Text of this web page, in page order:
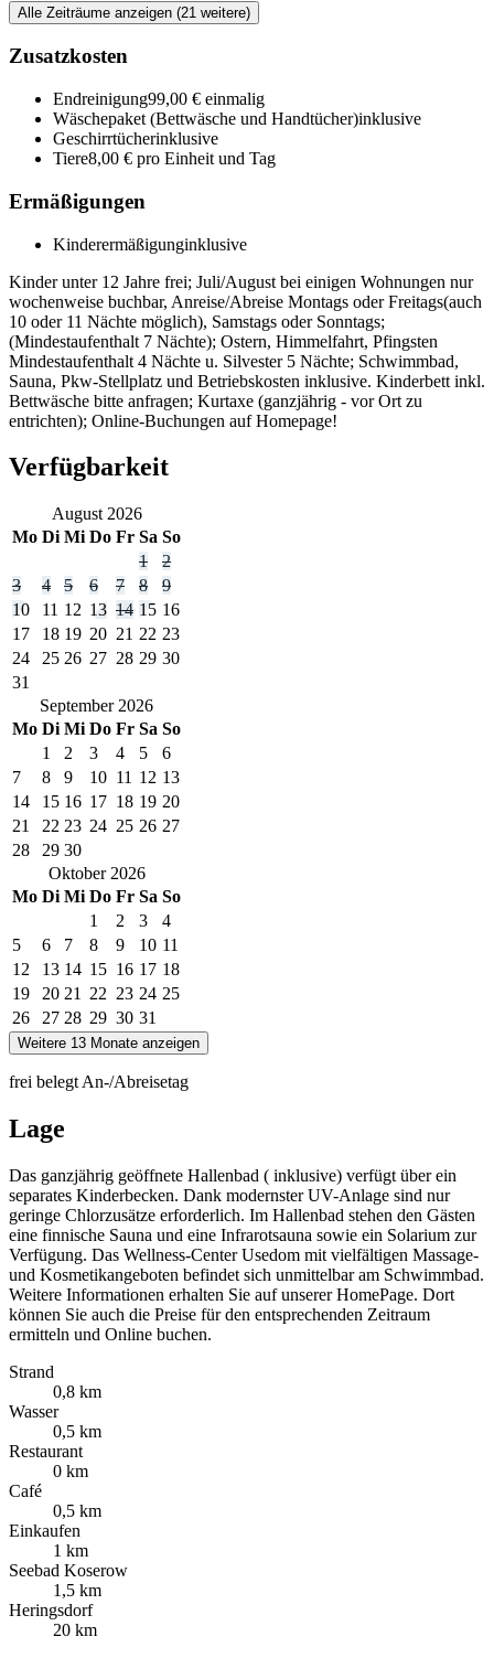
Alle Zeiträume anzeigen (21 weitere)
Zusatzkosten
Endreinigung99,00 € einmalig
Wäschepaket (Bettwäsche und Handtücher)inklusive
Geschirrtücherinklusive
Tiere8,00 € pro Einheit und Tag
Ermäßigungen
Kinderermäßigunginklusive
Kinder unter 12 Jahre frei; Juli/August bei einigen Wohnungen nur
wochenweise buchbar, Anreise/Abreise Montags oder Freitags(auch
10 oder 11 Nächte möglich), Samstags oder Sonntags;
(Mindestaufenthalt 7 Nächte); Ostern, Himmelfahrt, Pfingsten
Mindestaufenthalt 4 Nächte u. Silvester 5 Nächte; Schwimmbad,
Sauna, Pkw-Stellplatz und Betriebskosten inklusive. Kinderbett inkl.
Bettwäsche bitte anfragen; Kurtaxe (ganzjährig - vor Ort zu
entrichten); Online-Buchungen auf Homepage!
Verfügbarkeit
August 2026
Mo Di Mi Do Fr Sa So
1
2
3
4 5 6 7 8
9
10
11 12 13 14 15 16
17
18 19 20 21 22 23
24
25 26 27 28 29 30
31
September 2026
Mo Di Mi Do Fr Sa So
1
2 3 4 5
6
7
8 9 10 11 12 13
14
15 16 17 18 19 20
21
22 23 24 25 26 27
28
29 30
Oktober 2026
Mo Di Mi Do Fr Sa So
1
2 3
4
5
6 7 8 9 10 11
12
13 14 15 16 17 18
19
20 21 22 23 24 25
26
27 28 29 30 31
Weitere 13 Monate anzeigen
frei belegt An-/Abreisetag
Lage
Das ganzjährig geöffnete Hallenbad ( inklusive) verfügt über ein
separates Kinderbecken. Dank modernster UV-Anlage sind nur
geringe Chlorzusätze erforderlich. Im Hallenbad stehen den Gästen
eine finnische Sauna und eine Infrarotsauna sowie ein Solarium zur
Verfügung. Das Wellness-Center Usedom mit vielfältigen Massage-
und Kosmetikangeboten befindet sich unmittelbar am Schwimmbad.
Weitere Informationen erhalten Sie auf unserer HomePage. Dort
können Sie auch die Preise für den entsprechenden Zeitraum
ermitteln und Online buchen.
Strand
0,8 km
Wasser
0,5 km
Restaurant
0 km
Café
0,5 km
Einkaufen
1 km
Seebad Koserow
1,5 km
Heringsdorf
20 km